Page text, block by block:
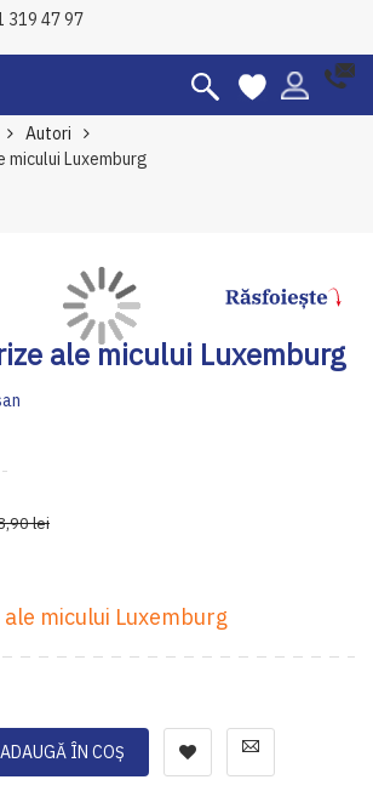
319 47 97
Autori
micului Luxemburg
ale micului Luxemburg
lei
micului Luxemburg
ADAUGĂ ÎN COȘ